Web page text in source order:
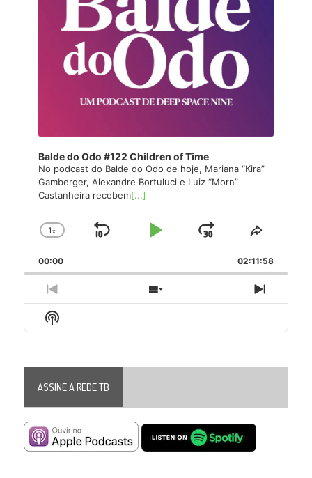
Balde do Odo #122 Children of Time
No podcast do Balde do Odo de hoje, Mariana “Kira”
Gamberger, Alexandre Bortuluci e Luiz “Morn”
Castanheira recebem[...]
Change
Rate
1x
Skip
Play
Jump
Forward
Share
Episode
00:00 02:11:58
Previous
Episode
Show
Episodes
Next
Episode
Show
Podcast
ASSINE A REDE TB